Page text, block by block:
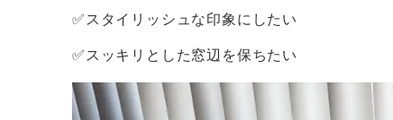
✅スタイリッシュな印象にしたい
✅スッキリとした窓辺を保ちたい